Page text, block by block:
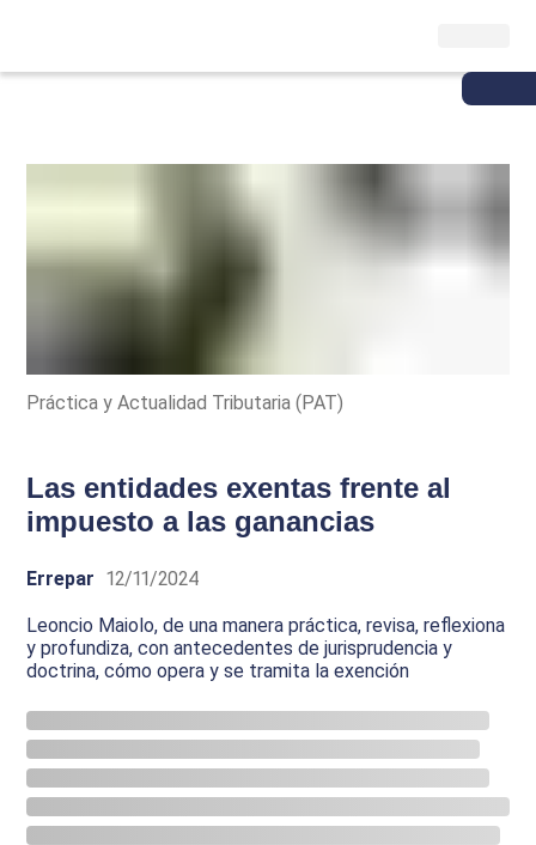
Práctica y Actualidad Tributaria (PAT)
Las entidades exentas frente al
impuesto a las ganancias
Errepar 12/11/2024
Leoncio Maiolo, de una manera práctica, revisa, reflexiona
y profundiza, con antecedentes de jurisprudencia y
doctrina, cómo opera y se tramita la exención